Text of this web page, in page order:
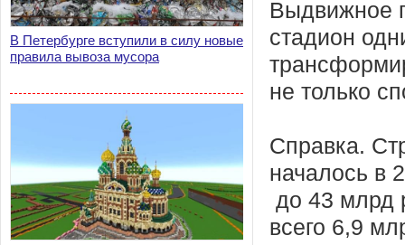
В Петербурге вступили в силу новые
правила вывоза мусора
Выдвижное
стадион
не только
Справка.
началось в
до 43 млрд
всего 6,9